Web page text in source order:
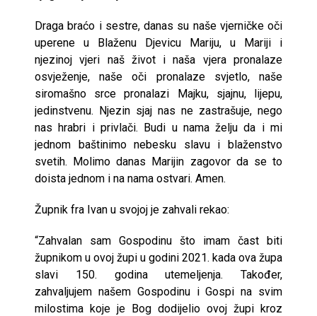
Draga braćo i sestre, danas su naše vjerničke oči
uperene u Blaženu Djevicu Mariju, u Mariji i
njezinoj vjeri naš život i naša vjera pronalaze
osvježenje, naše oči pronalaze svjetlo, naše
siromašno srce pronalazi Majku, sjajnu, lijepu,
jedinstvenu. Njezin sjaj nas ne zastrašuje, nego
nas hrabri i privlači. Budi u nama želju da i mi
jednom baštinimo nebesku slavu i blaženstvo
svetih. Molimo danas Marijin zagovor da se to
doista jednom i na nama ostvari. Amen.
Župnik fra Ivan u svojoj je zahvali rekao:
“Zahvalan sam Gospodinu što imam čast biti
župnikom u ovoj župi u godini 2021. kada ova župa
slavi 150. godina utemeljenja. Također,
zahvaljujem našem Gospodinu i Gospi na svim
milostima koje je Bog dodijelio ovoj župi kroz